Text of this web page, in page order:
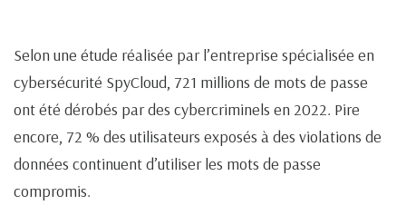
Selon une étude réalisée par l’entreprise spécialisée en
cybersécurité SpyCloud, 721 millions de mots de passe
ont été dérobés par des cybercriminels en 2022. Pire
encore, 72 % des utilisateurs exposés à des violations de
données continuent d’utiliser les mots de passe
compromis.